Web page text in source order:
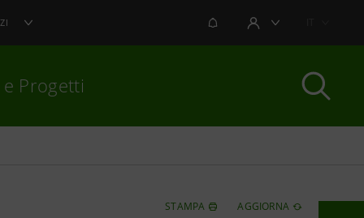
NOTIFICHEAREA UTENTE
e Progetti
STAMPA AGGIORNA